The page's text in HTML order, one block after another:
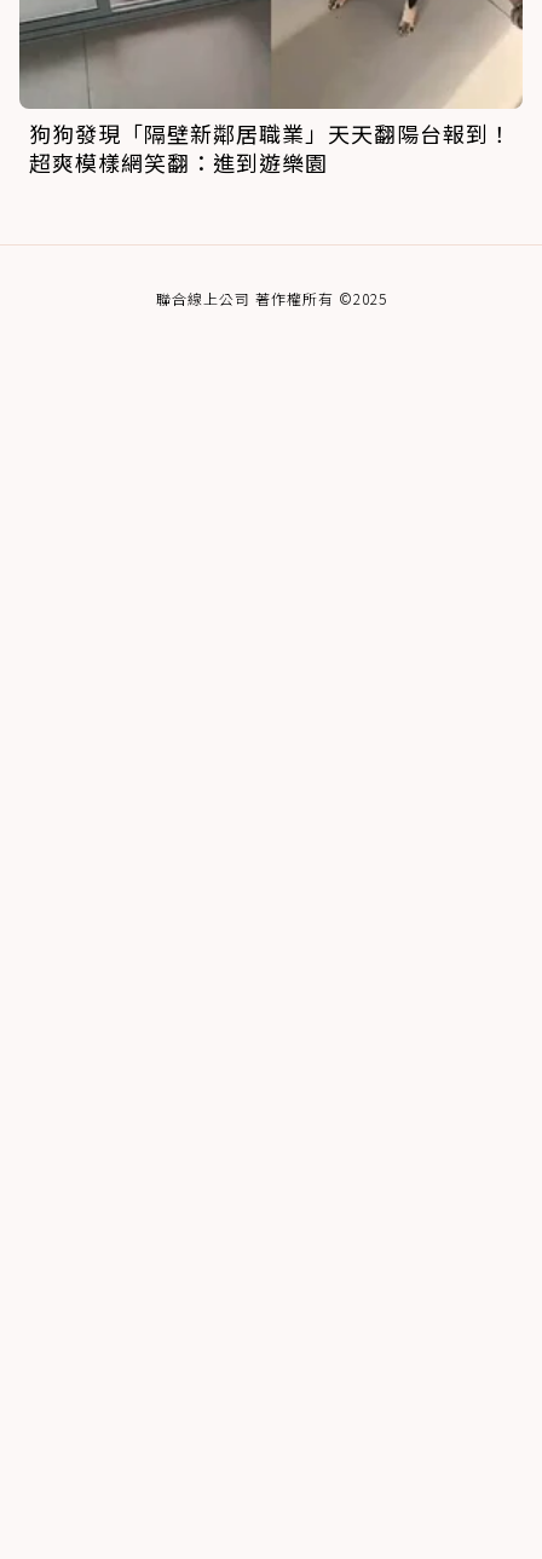
狗狗發現「隔壁新鄰居職業」天天翻陽台報到！
超爽模樣網笑翻：進到遊樂園
聯合線上公司 著作權所有 ©2025